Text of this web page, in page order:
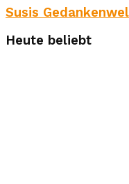
Susis
Heute beliebt